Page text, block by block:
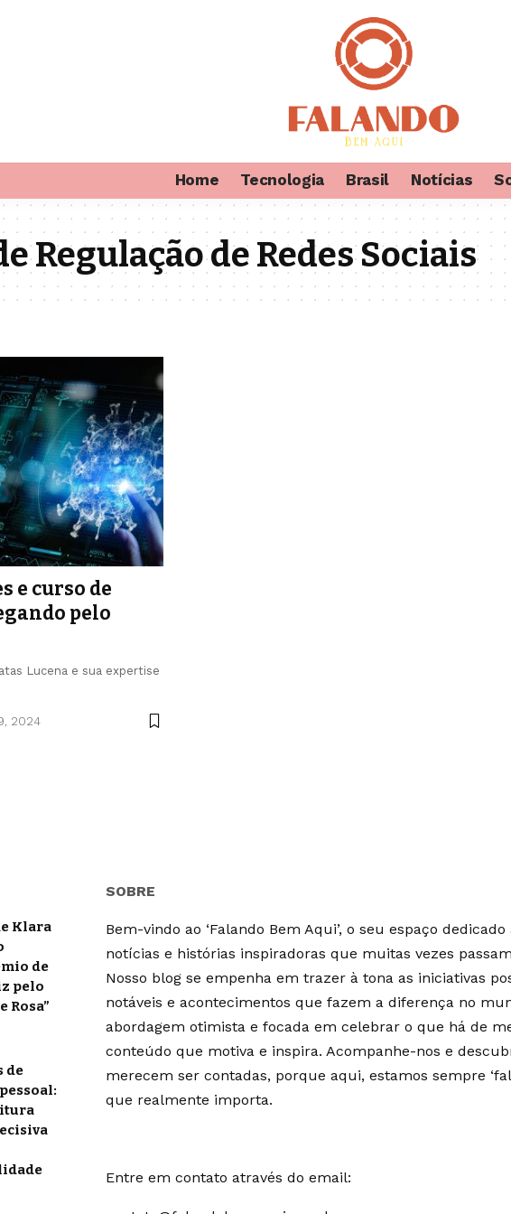
Home Tecnologia Brasil Notícias
Regulação de Redes Sociais
e curso de
pelo
Lucena e sua expertise
2024
Klara
de
pelo
Rosa”
de
SOBRE
Bem-vindo ao ‘Falando Bem Aqui’, o seu espaço
notícias e histórias inspiradoras que muitas vezes
Nosso blog se empenha em trazer à tona as iniciativas
notáveis e acontecimentos que fazem a diferença no
abordagem otimista e focada em celebrar o que há de
conteúdo que motiva e inspira. Acompanhe-nos e
merecem ser contadas, porque aqui, estamos sempre
que realmente importa.
Entre em contato através do email: